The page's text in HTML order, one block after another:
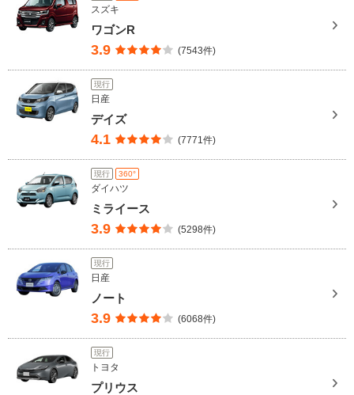
スズキ
ワゴンR
3.9 (7543件)
現行
日産
デイズ
4.1 (7771件)
現行 360°
ダイハツ
ミライース
3.9 (5298件)
現行
日産
ノート
3.9 (6068件)
現行
トヨタ
プリウス